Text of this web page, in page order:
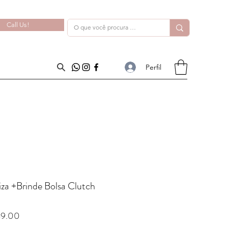
Call Us!
Perfil
+Brinde Bolsa Clutch
Price